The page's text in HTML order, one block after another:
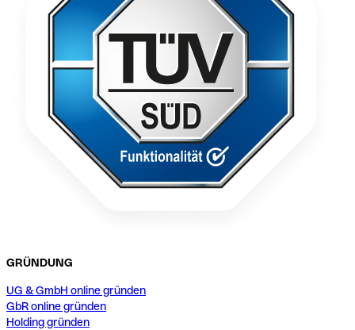
GRÜNDUNG
UG & GmbH online gründen
GbR online gründen
Holding gründen